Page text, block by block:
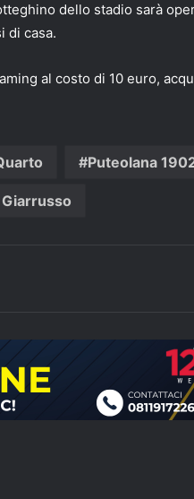
dello stadio sarà
di casa.
al costo di 10 euro,
Puteolana